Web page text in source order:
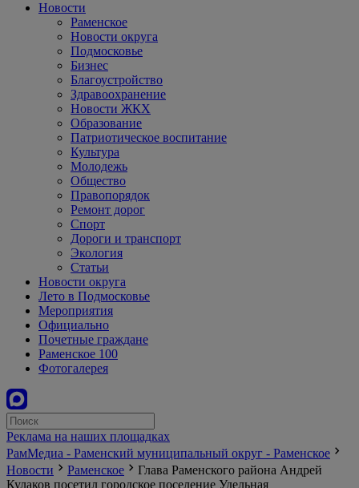
Новости
Раменское
Новости округа
Подмосковье
Бизнес
Благоустройство
Здравоохранение
Новости ЖКХ
Образование
Патриотическое воспитание
Культура
Молодежь
Общество
Правопорядок
Ремонт дорог
Спорт
Дороги и транспорт
Экология
Статьи
Новости округа
Лето в Подмосковье
Мероприятия
Официально
Почетные граждане
Раменское 100
Фотогалерея
Реклама на наших площадках
РамМедиа - Раменский муниципальный округ - Раменское
Новости
Раменское
Глава Раменского района Андрей
Кулаков посетил городское поселение Удельная